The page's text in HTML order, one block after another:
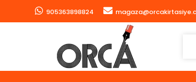
905363898824